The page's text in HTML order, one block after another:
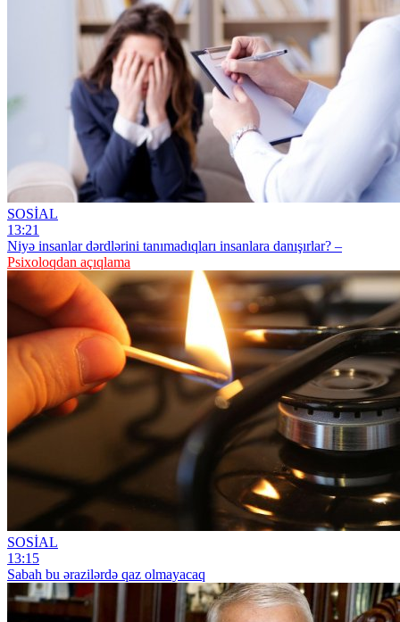
SOSİAL
13:21
Niyə insanlar dərdlərini tanımadıqları insanlara danışırlar? –
Psixoloqdan açıqlama
SOSİAL
13:15
Sabah bu ərazilərdə qaz olmayacaq